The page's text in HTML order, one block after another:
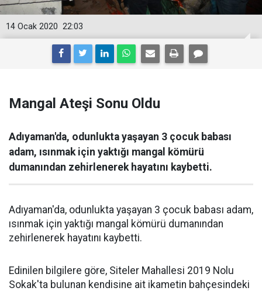
22:03
14 Ocak 2020
Mangal Ateşi Sonu Oldu
Adıyaman'da, odunlukta yaşayan 3 çocuk babası
adam, ısınmak için yaktığı mangal kömürü
dumanından zehirlenerek hayatını kaybetti.
Adıyaman'da, odunlukta yaşayan 3 çocuk babası adam,
ısınmak için yaktığı mangal kömürü dumanından
zehirlenerek hayatını kaybetti.
Edinilen bilgilere göre, Siteler Mahallesi 2019 Nolu
Sokak'ta bulunan kendisine ait ikametin bahçesindeki